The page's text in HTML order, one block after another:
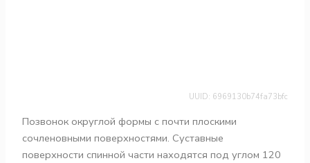
UUID: 6969130b74fa73bfc
Позвонок округлой формы с почти плоскими
сочленовными поверхностями. Суставные
поверхности спинной части находятся под углом 120